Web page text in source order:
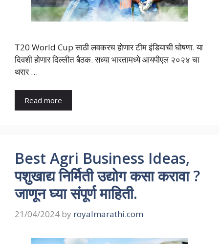
T20 World Cup साठी लवकरच होणार टीम इंडियाची घोषणा. या
दिवशी होणार दिल्लीत बैठक. सध्या भारतामध्ये आयपीएल २०२४ चा
थरार …
Read more
Best Agri Business Ideas,
पशुखाद्य निर्मिती उद्योग कसा करावा ?
जाणून घ्या संपूर्ण माहिती.
21/04/2024 by royalmarathi.com